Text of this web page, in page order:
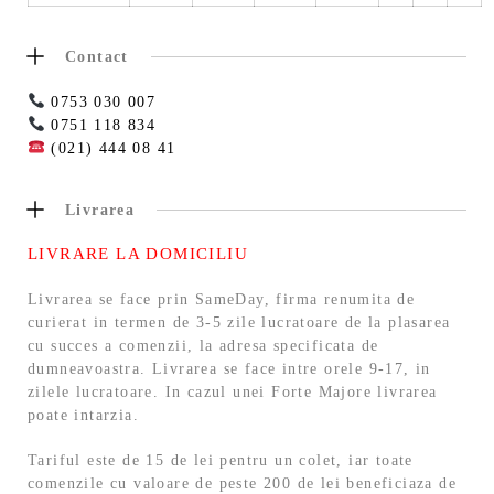
Contact
0753 030 007
0751 118 834
(021) 444 08 41
Livrarea
LIVRARE LA DOMICILIU
Livrarea se face prin SameDay, firma renumita de
curierat in termen de 3-5 zile lucratoare de la plasarea
cu succes a comenzii, la adresa specificata de
dumneavoastra. Livrarea se face intre orele 9-17, in
zilele lucratoare. In cazul unei Forte Majore livrarea
poate intarzia.
Tariful este de 15 de lei pentru un colet, iar toate
comenzile cu valoare de peste 200 de lei beneficiaza de